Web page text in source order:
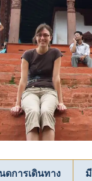
ดการเดินทาง